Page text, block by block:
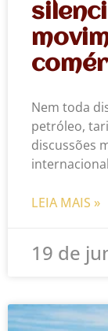
Nem toda
petróleo,
discussões
LEIA MAIS »
19 de